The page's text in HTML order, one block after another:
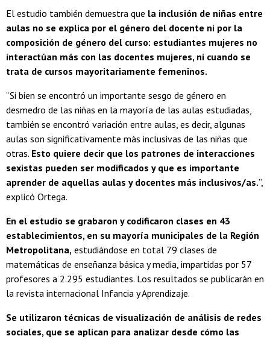
El estudio también demuestra que la inclusión de niñas entre
aulas no se explica por el género del docente ni por la
composición de género del curso: estudiantes mujeres no
interactúan más con las docentes mujeres, ni cuando se
trata de cursos mayoritariamente femeninos.
“Si bien se encontró un importante sesgo de género en
desmedro de las niñas en la mayoría de las aulas estudiadas,
también se encontró variación entre aulas, es decir, algunas
aulas son significativamente más inclusivas de las niñas que
otras. Esto quiere decir que los patrones de interacciones
sexistas pueden ser modificados y que es importante
aprender de aquellas aulas y docentes más inclusivos/as.”,
explicó Ortega.
En el estudio se grabaron y codificaron clases en 43
establecimientos, en su mayoría municipales de la Región
Metropolitana, estudiándose en total 79 clases de
matemáticas de enseñanza básica y media, impartidas por 57
profesores a 2.295 estudiantes. Los resultados se publicarán en
la revista internacional Infancia y Aprendizaje.
Se utilizaron técnicas de visualización de análisis de redes
sociales, que se aplican para analizar desde cómo las